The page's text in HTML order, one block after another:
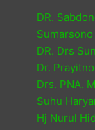
DR.
DR. Drs
Dr. Prayitno
Drs. PNA.
Suhu
Hj Nurul